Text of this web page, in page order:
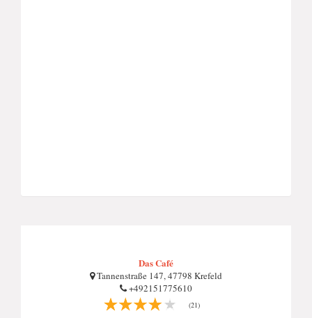
Das Café
Tannenstraße 147, 47798 Krefeld
+492151775610
(21)